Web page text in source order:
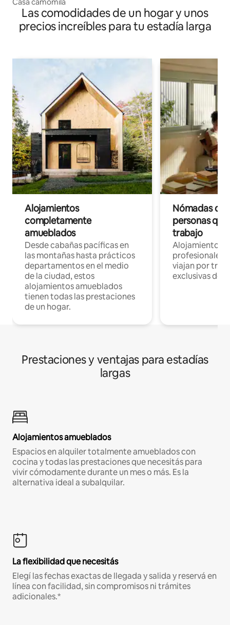
Las comodidades de un hogar y unos
precios increíbles para tu estadía larga
Alojamientos
completamente
amueblados
Desde cabañas pacíficas en
las montañas hasta prácticos
departamentos en el medio
de la ciudad, estos
alojamientos amueblados
tienen todas las prestaciones
de un hogar.
Nómadas
personas
trabajo
Alojamientos
profesionales
viajan por
exclusivas de
Prestaciones y ventajas para estadías
largas
Alojamientos amueblados
Espacios en alquiler totalmente amueblados con
cocina y todas las prestaciones que necesitás para
vivir cómodamente durante un mes o más. Es la
alternativa ideal a subalquilar.
La flexibilidad que necesitás
Elegí las fechas exactas de llegada y salida y reservá en
línea con facilidad, sin compromisos ni trámites
adicionales.*